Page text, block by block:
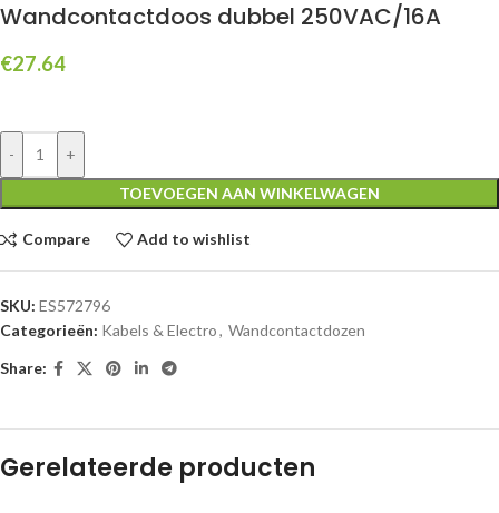
Wandcontactdoos dubbel 250VAC/16A
€27.64
- +
TOEVOEGEN AAN WINKELWAGEN
Compare Add to wishlist
SKU: ES572796
Categorieën: Kabels & Electro, Wandcontactdozen
Share:
Gerelateerde producten